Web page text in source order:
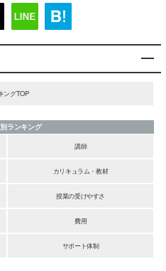
ングTOP
ランキング
講師
カリキュラム・教材
授業の受けやすさ
費用
サポート体制